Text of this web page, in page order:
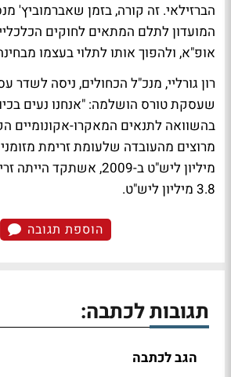
הברזילאי. זה קורה, בזמן שאברמוביץ'
המועדון לתלם המתאים לחוקים
אופ"א, ולהפוך אותו לתלוי בעצמו
רון גורליי, מנכ"ל הכחולים, ניסה לשדר
שעסקת טורס הושלמה: "אנחנו נעים
בהשוואה לתנאים המאקרו-אקונומיים
מיליון ליש"ט ב-2009, אשתקד
3.8 מיליון ליש"ט.
הוספת תגובה
תגובות לכתבה:
הגב לכתבה